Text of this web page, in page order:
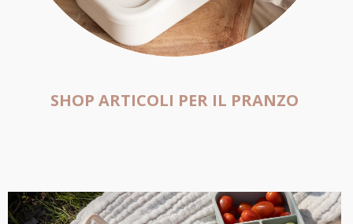
SHOP ARTICOLI PER IL PRANZO